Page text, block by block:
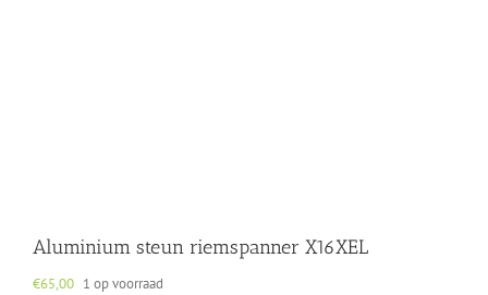
Aluminium steun riemspanner X16XEL
€65,00 1 op voorraad